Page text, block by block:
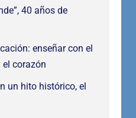
40 años de
enseñar con el
el corazón
un hito histórico, el